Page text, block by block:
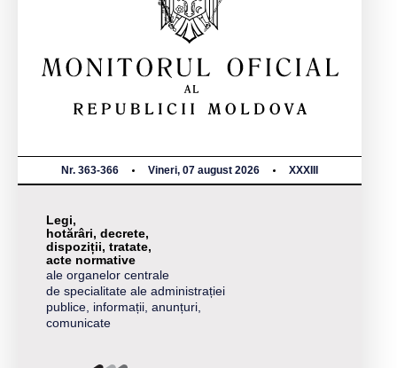
Nr. 363-366 Vineri, 07 august 2026 XXXIII
Legi,
hotărâri, decrete,
dispoziții, tratate,
acte normative
ale organelor centrale
de specialitate ale administrației
publice, informații, anunțuri,
comunicate